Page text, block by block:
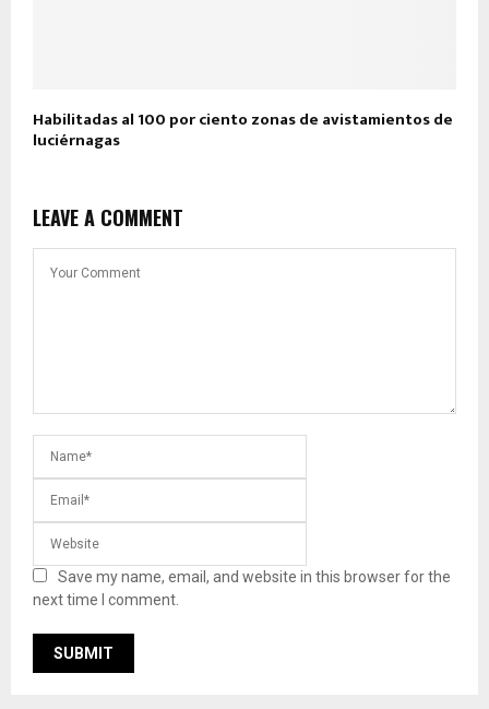
Habilitadas al 100 por ciento zonas de avistamientos de
luciérnagas
LEAVE A COMMENT
Save my name, email, and website in this browser for the
next time I comment.